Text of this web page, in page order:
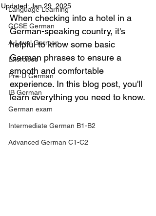
Language Learning
GCSE German
A-Level German
Exercises
Pre-U German
IB German
German exam
Intermediate German B1-B2
Advanced German C1-C2
Updated: Jan 29, 2025
When checking into a hotel in a
German-speaking country, it's
helpful to know some basic
German phrases to ensure a
smooth and comfortable
experience. In this blog post, you'll
learn everything you need to know.